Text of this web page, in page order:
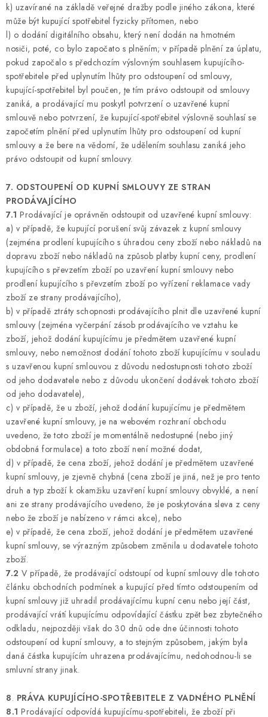
k) uzavírané na základě veřejné dražby podle jiného zákona, které
může být kupující spotřebitel fyzicky přítomen, nebo
l) o dodání digitálního obsahu, který není dodán na hmotném
nosiči, poté, co bylo započato s plněním; v případě plnění za úplatu,
pokud započalo s předchozím výslovným souhlasem kupujícího-
spotřebitele před uplynutím lhůty pro odstoupení od smlouvy,
kupující-spotřebitel byl poučen, ţe tím právo odstoupit od smlouvy
zaniká, a prodávající mu poskytl potvrzení o uzavřené kupní
smlouvě nebo potvrzení, že kupující-spotřebitel výslovně souhlasí se
započetím plnění před uplynutím lhůty pro odstoupení od kupní
smlouvy a že bere na vědomí, že udělením souhlasu zaniká jeho
právo odstoupit od kupní smlouvy.
7. ODSTOUPENÍ OD KUPNÍ SMLOUVY ZE STRAN
PRODÁVAJÍCÍHO
7.1 Prodávající je oprávněn odstoupit od uzavřené kupní smlouvy:
a) v případě, že kupující porušení svůj závazek z kupní smlouvy
(zejména prodlení kupujícího s úhradou ceny zboží nebo nákladů na
dopravu zboží nebo nákladů na způsob platby kupní ceny, prodlení
kupujícího s převzetím zboží po uzavření kupní smlouvy nebo
prodlení kupujícího s převzetím zboží po vyřízení reklamace vady
zboží ze strany prodávajícího),
b) v případě ztráty schopnosti prodávajícího plnit dle uzavřené kupní
smlouvy (zejména vyčerpání zásob prodávajícího ve vztahu ke
zboží, jehož dodání kupujícímu je předmětem uzavřené kupní
smlouvy, nebo nemožnost dodání tohoto zboží kupujícímu v souladu
s uzavřenou kupní smlouvou z důvodu nedostupnosti tohoto zboží
od jeho dodavatele nebo z důvodu ukončení dodávek tohoto zboží
od jeho dodavatele),
c) v případě, že u zboží, jehož dodání kupujícímu je předmětem
uzavřené kupní smlouvy, je na webovém rozhraní obchodu
uvedeno, že toto zboží je momentálně nedostupné (nebo jiný
obdobná formulace) a toto zboží není možné dodat,
d) v případě, že cena zboží, jehož dodání je předmětem uzavřené
kupní smlouvy, je zjevně chybná (cena zboží je jiná, než je pro tento
druh a typ zboží k okamžiku uzavření kupní smlouvy obvyklé, a není
ani ze strany prodávajícího uvedeno, že je poskytována sleva z ceny
nebo že zboží je nabízeno v rámci akce), nebo
e) v případě, že cena zboží, jehož dodání je předmětem uzavřené
kupní smlouvy, se výrazným způsobem změnila u dodavatele tohoto
zboží.
7.2 V případě, že prodávající odstoupí od kupní smlouvy dle tohoto
článku obchodních podmínek a kupující před tímto odstoupením od
kupní smlouvy již uhradil prodávajícímu kupní cenu nebo její část,
prodávající vrátí kupujícímu odpovídající částku zpět bez zbytečného
odkladu, nejpozději však do 30 dnů ode dne účinnosti tohoto
odstoupení od kupní smlouvy, a to stejným způsobem, jakým byla
daná částka kupujícím uhrazena prodávajícímu, nedohodnou-li se
smluvní strany jinak.
8. PRÁVA KUPUJÍCÍHO-SPOTŘEBITELE Z VADNÉHO PLNĚNÍ
8.1 Prodávající odpovídá kupujícímu-spotřebiteli, že zboží při